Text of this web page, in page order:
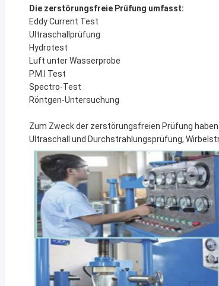
Die zerstörungsfreie Prüfung umfasst:
Eddy Current Test
Ultraschallprüfung
Hydrotest
Luft unter Wasserprobe
P.M.I Test
Spectro-Test
Röntgen-Untersuchung
Zum Zweck der zerstörungsfreien Prüfung
Ultraschall und Durchstrahlungsprüfung,